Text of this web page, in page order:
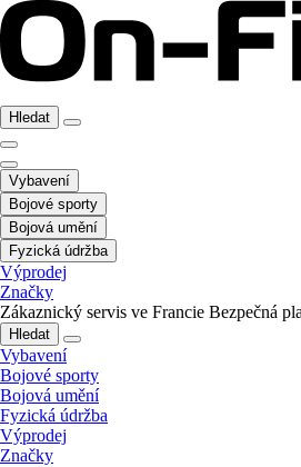
Hledat
Vybavení
Bojové sporty
Bojová umění
Fyzická údržba
Výprodej
Značky
Zákaznický servis ve Francie Bezpečná
Hledat
Vybavení
Bojové sporty
Bojová umění
Fyzická údržba
Výprodej
Značky